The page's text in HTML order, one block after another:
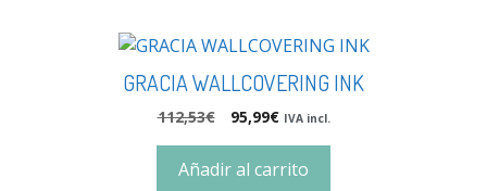
GRACIA WALLCOVERING INK
112,53€ 95,99€ IVA incl.
Añadir al carrito